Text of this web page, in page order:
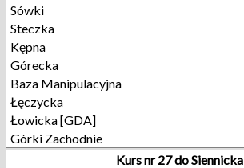
Sówki
Steczka
Kępna
Górecka
Baza Manipulacyjna
Łęczycka
Łowicka [GDA]
Górki Zachodnie
Kurs nr 27 do Siennicka